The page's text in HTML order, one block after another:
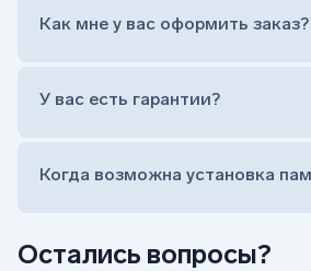
Остались вопросы?
Оформить заказ удаленно
Заказать бесплатный выезд
Оформить заказ удаленно
Заказать бесплатный выезд
Как мне у вас оформить заказ?
У вас есть гарантии?
Когда возможна установка